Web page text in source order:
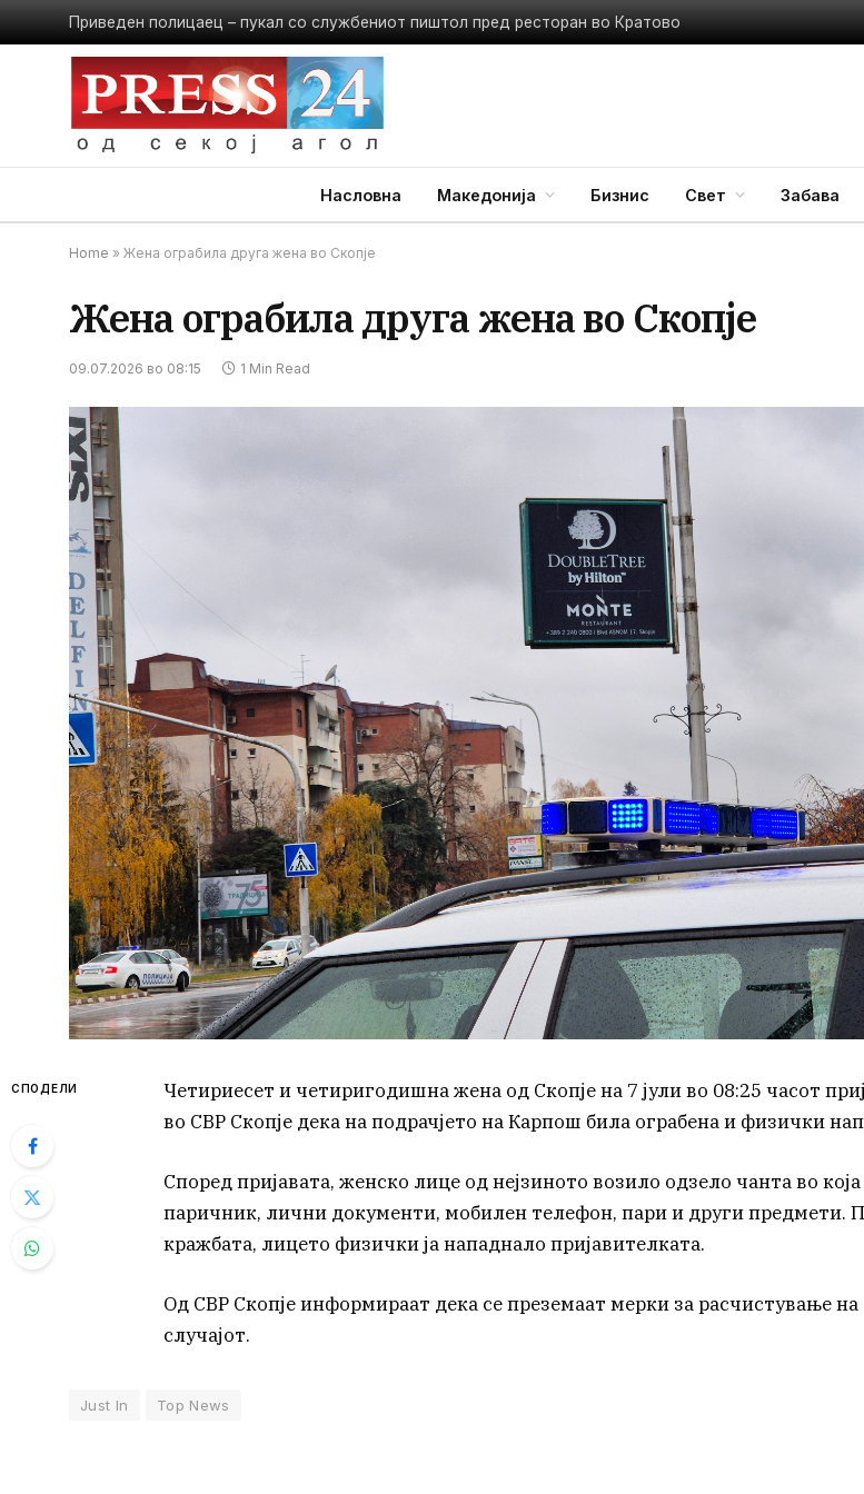
Приведен полицаец – пукал со службениот пиштол пред ресторан во Кратово
Насловна Македонија Бизнис Свет Забава
Home » Жена ограбила друга жена во Скопје
Жена ограбила друга жена во Скопје
09.07.2026 во 08:15 1 Min Read
СПОДЕЛИ
Четириесет и четиригодишна жена од Скопје на 7 јули во 08:25 часот
во СВР Скопје дека на подрачјето на Карпош била ограбена и физички
Според пријавата, женско лице од нејзиното возило одзело чанта во
паричник, лични документи, мобилен телефон, пари и други предмети.
кражбата, лицето физички ја нападнало пријавителката.
Од СВР Скопје информираат дека се преземаат мерки за расчистување на
случајот.
Just In Top News